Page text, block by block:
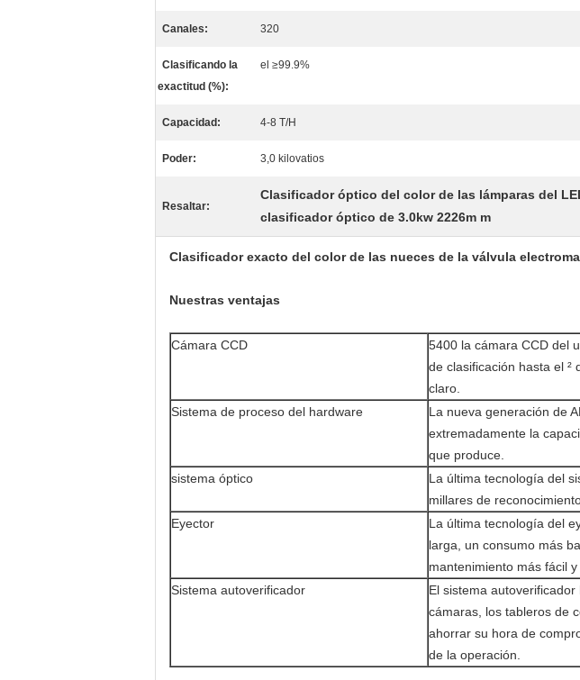
Canales: 320
Clasificando la
exactitud (%):
el ≥99.9%
Capacidad: 4-8 T/H
Poder: 3,0 kilovatios
Resaltar:
Clasificador óptico del color de las lámparas del
clasificador óptico de 3.0kw 2226m m
Clasificador exacto del color de las nueces de la válvula
Nuestras ventajas
Cámara CCD
5400 la cámara CCD del
de clasificación hasta el
claro.
Sistema de proceso del hardware
La nueva generación de
extremadamente la
que produce.
sistema óptico
La última tecnología del
millares de
Eyector
La última tecnología del
larga, un consumo más
mantenimiento más fácil
Sistema autoverificador
El sistema
cámaras, los tableros de
ahorrar su hora de
de la operación.